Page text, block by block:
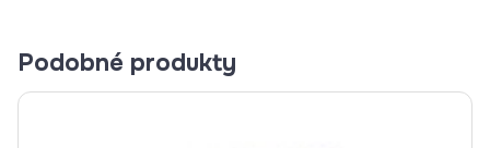
Podobné produkty